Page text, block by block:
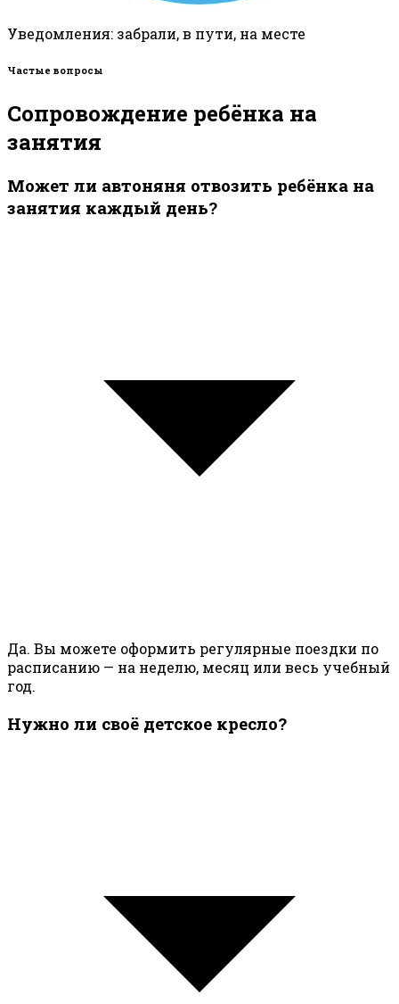
Уведомления: забрали, в пути, на месте
Частые вопросы
Сопровождение ребёнка на
занятия
Может ли автоняня отвозить ребёнка на
занятия каждый день?
Да. Вы можете оформить регулярные поездки по
расписанию — на неделю, месяц или весь учебный
год.
Нужно ли своё детское кресло?